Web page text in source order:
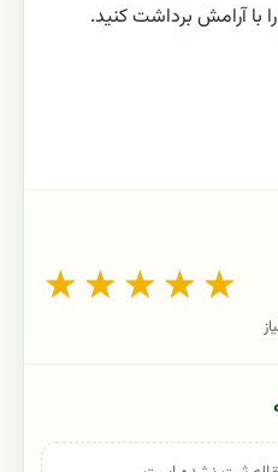
با آرامش برداشت کنید.
★ ★ ★ ★ ★